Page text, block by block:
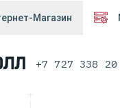
Магазин
+7 727 338 20